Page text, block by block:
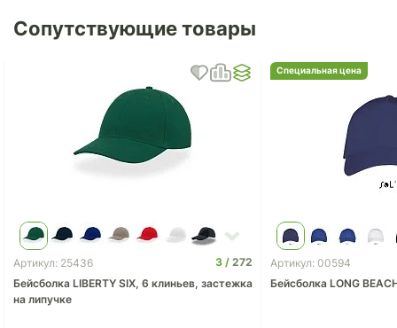
Сопутствующие товары
Артикул: 25436 3
272
Бейсболка LIBERTY SIX, 6 клиньев, застежка
на липучке
Специальная цена
Артикул: 00594
Бейсболка LONG